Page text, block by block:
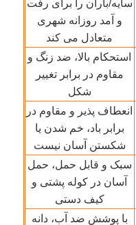
سایه/باران را برای رفت
و آمد روزانه شهری
متعادل می کند
استحکام بالا، ضد زنگ و
مقاوم در برابر تغییر
شکل
انعطاف پذیر و مقاوم در
برابر باد، خم شدن یا
شکستن آسان نیست
سبک و قابل حمل، حمل
آسان در کوله پشتی و
کیف دستی
با پوشش ضد آب، دانه